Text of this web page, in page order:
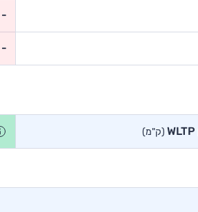
-
-
(ק"מ)